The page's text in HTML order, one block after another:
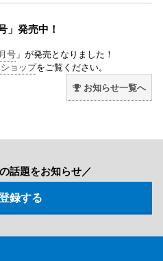
」発売中！
号 」が発売となりました！
ョップをご覧ください。
お知らせ一覧へ
話題をお知らせ／